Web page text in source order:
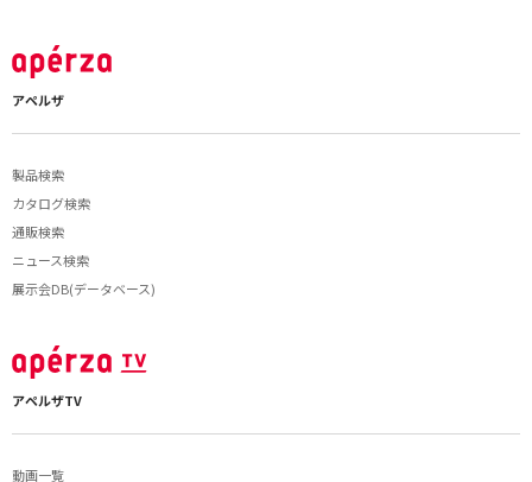
アペルザ
製品検索
カタログ検索
通販検索
ニュース検索
展示会DB(データベース)
アペルザTV
動画一覧